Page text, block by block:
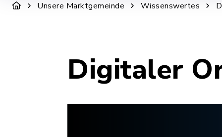
Unsere Marktgemeinde Wissenswertes
Digitaler